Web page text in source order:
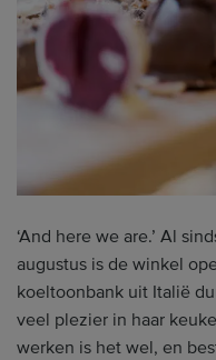
‘And here we are.’ Al
augustus is de winkel
koeltoonbank uit Italië
veel plezier in haar
werken is het wel, en